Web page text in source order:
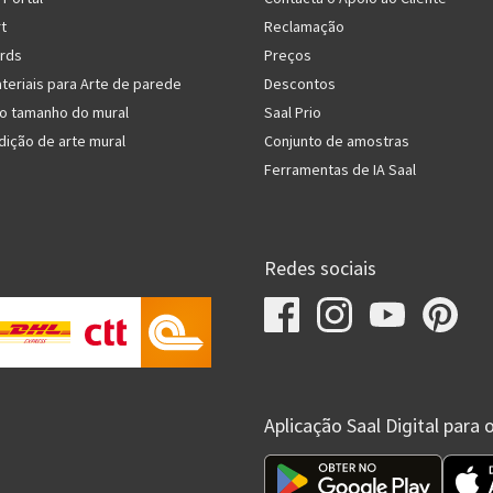
para Arte de parede
tamanho do mural
de arte mural
Reclamação
Preços
Descontos
Saal Prio
Conjunto de amostras
Ferramentas de IA Saal
Redes sociais
Aplicação Saal Digital para